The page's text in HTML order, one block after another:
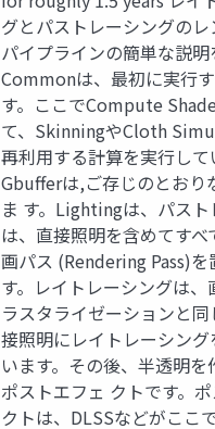
グとパストレーシングの
パイプラインの簡単な説明
Commonは、最初に実行
す。ここでCompute
て、SkinningやCloth
再利用する計算を実行して
Gbufferは,ご存じのとおり
ま す。Lightingは、パス
は、直接照明を含めてすべ
画パス (Rendering Pass)を
す。レイトレーシングは、
ラスタライゼーションと同
接照明にレイトレーシング
います。その後、半透明を
ポストエフェ クトです。
クトは、DLSSなどがここ